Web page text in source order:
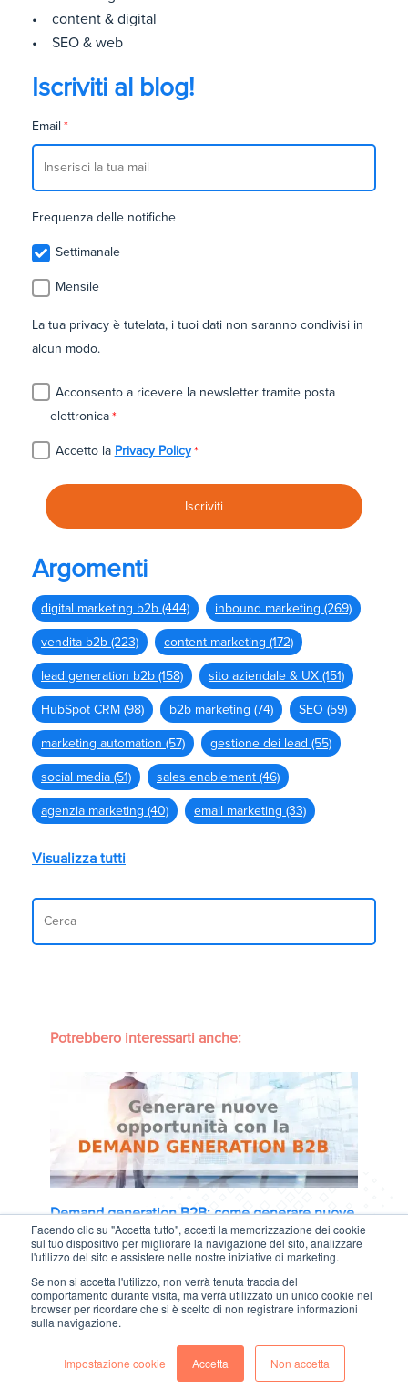
Facendo clic su "Accetta tutto", accetti la memorizzazione dei cookie
sul tuo dispositivo per migliorare la navigazione del sito, analizzare
l'utilizzo del sito e assistere nelle nostre iniziative di marketing.
Se non si accetta l'utilizzo, non verrà tenuta traccia del
comportamento durante visita, ma verrà utilizzato un unico cookie nel
browser per ricordare che si è scelto di non registrare informazioni
sulla navigazione.
Impostazione cookie Accetta Non accetta
• content & digital
• SEO & web
Iscriviti al blog!
Email *
Frequenza delle notifiche
Settimanale
Mensile
La tua privacy è tutelata, i tuoi dati non saranno condivisi in
alcun modo.
Acconsento a ricevere la newsletter tramite posta
elettronica*
Accetto la Privacy Policy *
Argomenti
digital marketing b2b (444) inbound marketing (269)
vendita b2b (223) content marketing (172)
lead generation b2b (158) sito aziendale & UX (151)
HubSpot CRM (98) b2b marketing (74) SEO (59)
marketing automation (57) gestione dei lead (55)
social media (51) sales enablement (46)
agenzia marketing (40) email marketing (33)
Visualizza tutti
Potrebbero interessarti anche:
Demand generation B2B: come generare nuove
opportunità di business